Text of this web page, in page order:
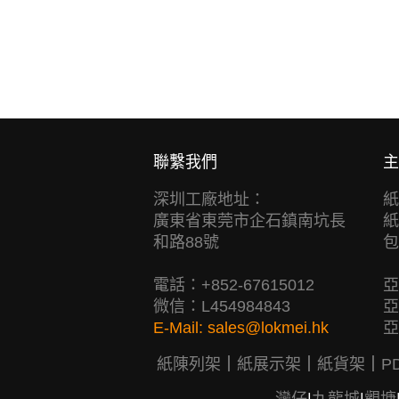
聯繫我們
深圳工廠地址：
廣東省東莞市企石鎮南坑長
和路88號
電話：+852-67615012
微信：L454984843
E-Mail: sales@lokmei.hk
紙陳列架 紙展示架 紙貨架